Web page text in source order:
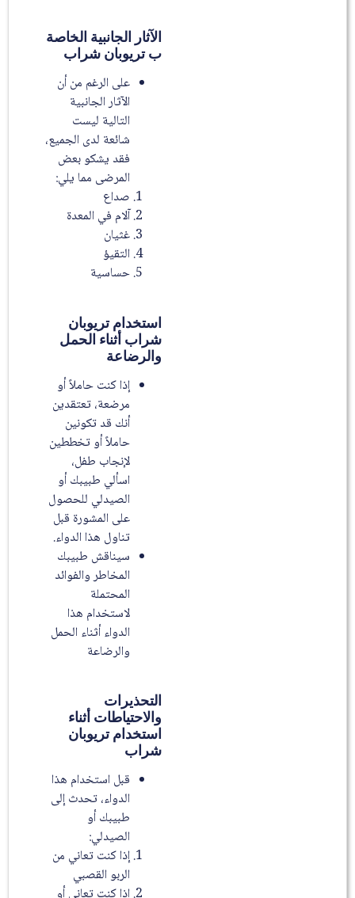
الآثار الجانبية الخاصة
ب تريوبان شراب
على الرغم من أن
الآثار الجانبية
التالية ليست
شائعة لدى الجميع،
فقد يشكو بعض
المرضى مما يلي:
صداع
آلام في المعدة
غثيان
التقيؤ
حساسية
استخدام تريوبان
شراب أثناء الحمل
والرضاعة
إذا كنت حاملاً أو
مرضعة، تعتقدين
أنك قد تكونين
حاملاً أو تخططين
لإنجاب طفل،
اسألي طبيبك أو
الصيدلي للحصول
على المشورة قبل
تناول هذا الدواء.
سيناقش طبيبك
المخاطر والفوائد
المحتملة
لاستخدام هذا
الدواء أثناء الحمل
والرضاعة
التحذيرات
والاحتياطات أثناء
استخدام تريوبان
شراب
قبل استخدام هذا
الدواء، تحدث إلى
طبيبك أو
الصيدلي:
إذا كنت تعاني من
الربو القصبي